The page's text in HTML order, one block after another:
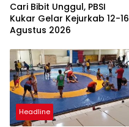
Cari Bibit Unggul, PBSI
Kukar Gelar Kejurkab 12-16
Agustus 2026
Headline